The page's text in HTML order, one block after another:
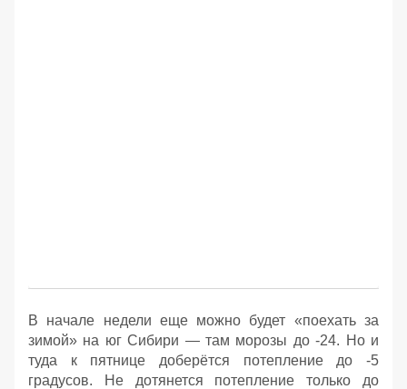
В начале недели еще можно будет «поехать за
зимой» на юг Сибири — там морозы до -24. Но и
туда к пятнице доберётся потепление до -5
градусов. Не дотянется потепление только до